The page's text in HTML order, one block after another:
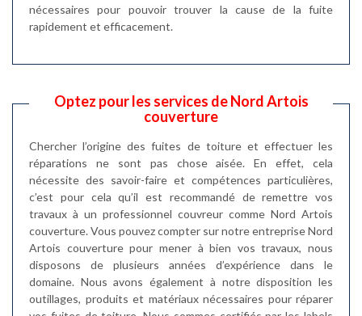
nécessaires pour pouvoir trouver la cause de la fuite
rapidement et efficacement.
Optez pour les services de Nord Artois
couverture
Chercher l’origine des fuites de toiture et effectuer les
réparations ne sont pas chose aisée. En effet, cela
nécessite des savoir-faire et compétences particulières,
c’est pour cela qu’il est recommandé de remettre vos
travaux à un professionnel couvreur comme Nord Artois
couverture. Vous pouvez compter sur notre entreprise Nord
Artois couverture pour mener à bien vos travaux, nous
disposons de plusieurs années d’expérience dans le
domaine. Nous avons également à notre disposition les
outillages, produits et matériaux nécessaires pour réparer